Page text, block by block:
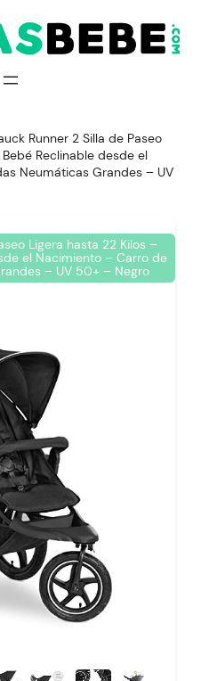
Runner 2 Silla de Paseo
Reclinable desde el
Neumáticas Grandes – UV
Ligera hasta 22 Kilos –
el Nacimiento – Carro de
– UV 50+ – Negro